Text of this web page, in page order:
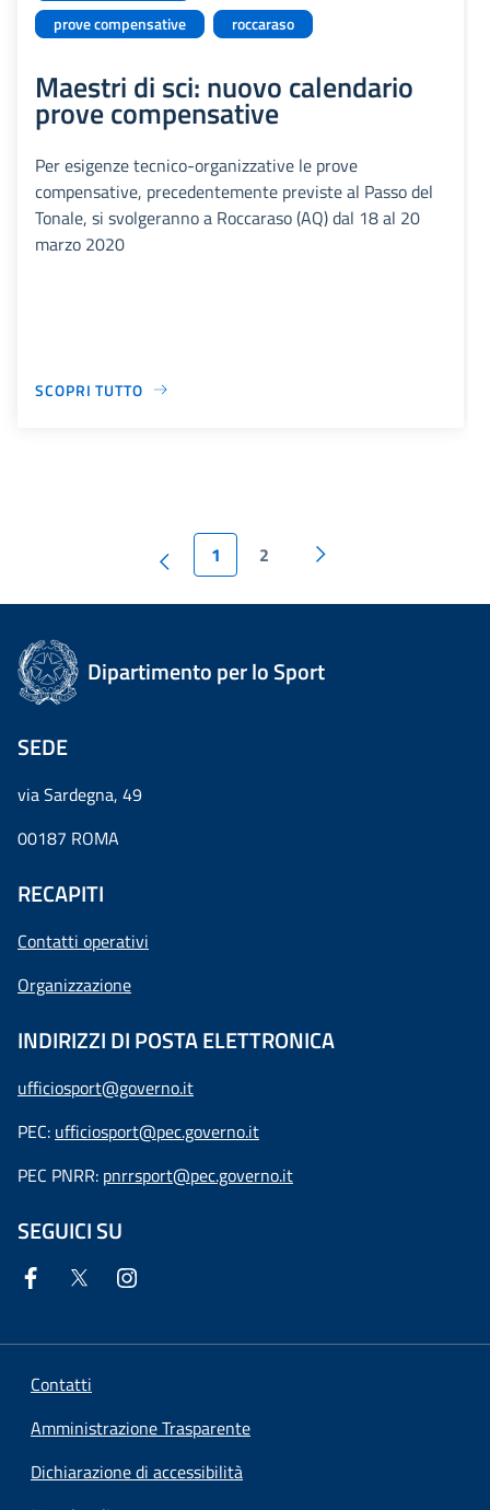
prove compensative
roccaraso
Maestri di sci: nuovo calendario
prove compensative
Per esigenze tecnico-organizzative le prove
compensative, precedentemente previste al Passo del
Tonale, si svolgeranno a Roccaraso (AQ) dal 18 al 20
marzo 2020
SCOPRI TUTTO
1 2
Dipartimento per lo Sport
SEDE
via Sardegna, 49
00187 ROMA
RECAPITI
Contatti operativi
Organizzazione
INDIRIZZI DI POSTA ELETTRONICA
ufficiosport@governo.it
PEC: ufficiosport@pec.governo.it
PEC PNRR: pnrrsport@pec.governo.it
SEGUICI SU
Contatti
Amministrazione Trasparente
Dichiarazione di accessibilità